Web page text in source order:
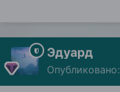
Эдуард
Опубликовано: